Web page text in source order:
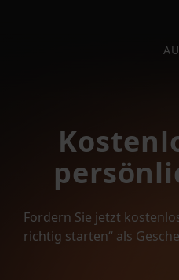
Fordern Sie jetzt
richtig starten“ als